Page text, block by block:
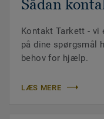
Sådan
Kontakt Tarkett -
på dine spørgsmål
behov for hjælp.
LÆS MERE